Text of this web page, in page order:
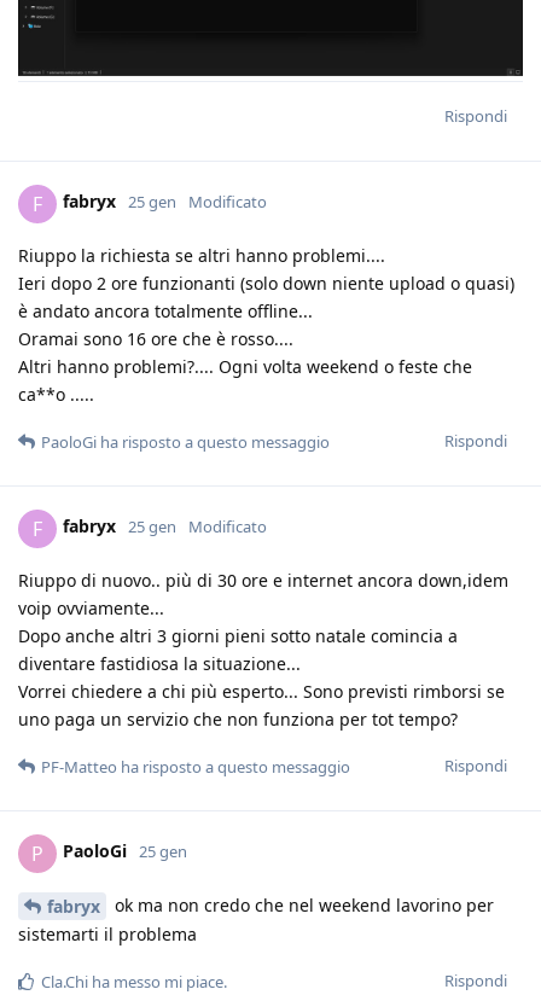
Rispondi
F fabryx 25 gen Modificato
Riuppo la richiesta se altri hanno problemi....
Ieri dopo 2 ore funzionanti (solo down niente upload o quasi)
è andato ancora totalmente offline...
Oramai sono 16 ore che è rosso....
Altri hanno problemi?.... Ogni volta weekend o feste che
ca**o .....
Rispondi
PaoloGi ha risposto a questo messaggio
F fabryx 25 gen Modificato
Riuppo di nuovo.. più di 30 ore e internet ancora down,idem
voip ovviamente...
Dopo anche altri 3 giorni pieni sotto natale comincia a
diventare fastidiosa la situazione...
Vorrei chiedere a chi più esperto... Sono previsti rimborsi se
uno paga un servizio che non funziona per tot tempo?
Rispondi
PF-Matteo ha risposto a questo messaggio
P PaoloGi 25 gen
fabryx
ok ma non credo che nel weekend lavorino per
sistemarti il problema
Rispondi
Cla.Chi ha messo mi piace.